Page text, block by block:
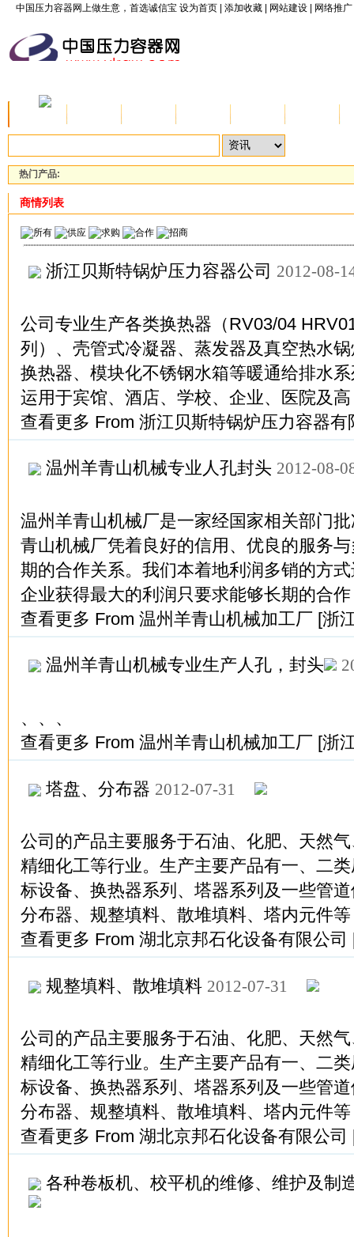
中国压力容器网上做生意，首选诚信宝 设为首页 添加收藏 网站建设 网络推广
热门产品:
商情列表
浙江贝斯特锅炉压力容器公司 2012-08-
公司专业生产各类换热器（RV03/04
列）、壳管式冷凝器、蒸发器及真空热水
换热器、模块化不锈钢水箱等暖通给排水
运用于宾馆、酒店、学校、企业、医院及高
查看更多 From 浙江贝斯特锅炉压力容器有
温州羊青山机械专业人孔封头 2012-08-
温州羊青山机械厂是一家经国家相关部门
青山机械厂凭着良好的信用、优良的服务
期的合作关系。我们本着地利润多销的方
企业获得最大的利润只要求能够长期的合作
查看更多 From 温州羊青山机械加工厂 [浙
温州羊青山机械专业生产人孔，封头
、、、
查看更多 From 温州羊青山机械加工厂 [浙
塔盘、分布器 2012-07-31
公司的产品主要服务于石油、化肥、天然
精细化工等行业。生产主要产品有一、二
标设备、换热器系列、塔器系列及一些管
分布器、规整填料、散堆填料、塔内元件等
查看更多 From 湖北京邦石化设备有限公司
规整填料、散堆填料 2012-07-31
公司的产品主要服务于石油、化肥、天然
精细化工等行业。生产主要产品有一、二
标设备、换热器系列、塔器系列及一些管
分布器、规整填料、散堆填料、塔内元件等
查看更多 From 湖北京邦石化设备有限公司
各种卷板机、校平机的维修、维护及制